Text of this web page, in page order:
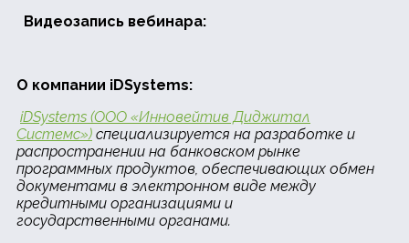
Видеозапись вебинара:
О компании iDSystems:
iDSystems (ООО «Инновейтив Диджитал
Системс») специализируется на разработке и
распространении на банковском рынке
программных продуктов, обеспечивающих обмен
документами в электронном виде между
кредитными организациями и
государственными органами.